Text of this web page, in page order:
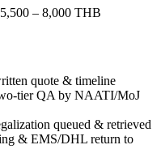
5,500 – 8,000 THB
quote & timeline
tier QA by NAATI/MoJ
queued & retrieved
& EMS/DHL return to